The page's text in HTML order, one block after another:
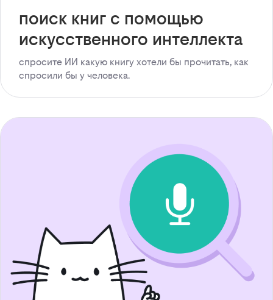
поиск книг с помощью
искусственного интеллекта
спросите ИИ какую книгу хотели бы прочитать, как
спросили бы у человека.